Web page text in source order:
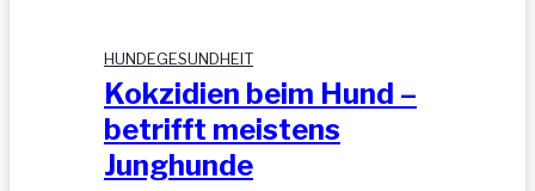
HUNDEGESUNDHEIT
Kokzidien beim Hund –
betrifft meistens
Junghunde